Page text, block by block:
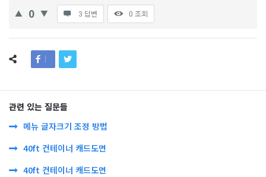
0 3 답변 0 조회
관련 있는 질문들
메뉴 글자크기 조정 방법
40ft 컨테이너 캐드도면
40ft 컨테이너 캐드도면